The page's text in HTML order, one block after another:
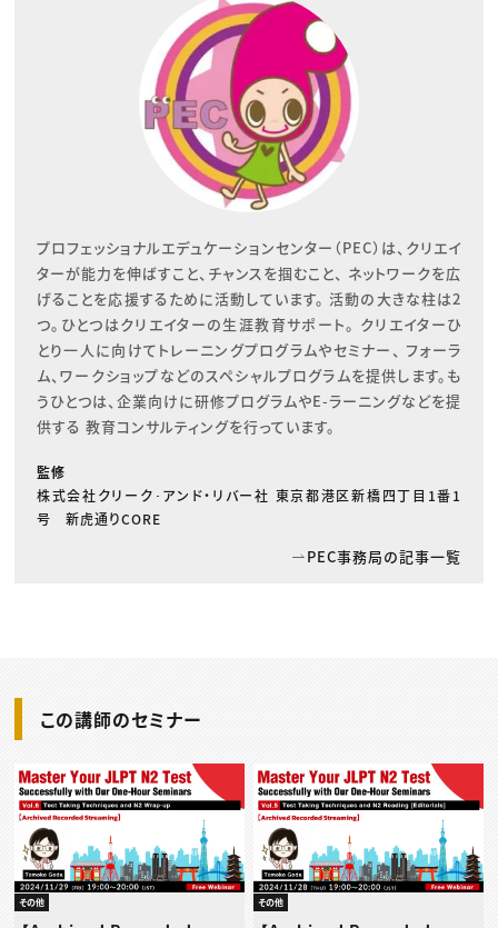
プロフェッショナルエデュケーションセンター（PEC）は、クリエイ
ターが能力を伸ばすこと、チャンスを掴むこと、 ネットワークを広
げることを応援するために活動しています。 活動の大きな柱は2
つ。ひとつはクリエイターの生涯教育サポート。 クリエイターひ
とり一人に向けてトレーニングプログラムやセミナー、 フォーラ
ム、ワークショップなどのスペシャルプログラムを提供します。も
うひとつは、企業向けに研修プログラムやE-ラーニングなどを提
供する 教育コンサルティングを行っています。
監修
株式会社クリーク･アンド・リバー社 東京都港区新橋四丁目1番1
号 新虎通りCORE
PEC事務局の記事一覧
この講師のセミナー
その他 その他